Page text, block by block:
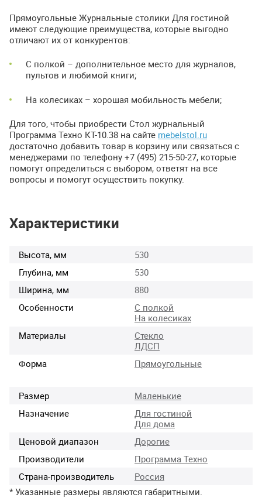
Прямоугольные Журнальные столики Для гостиной
имеют следующие преимущества, которые выгодно
отличают их от конкурентов:
С полкой – дополнительное место для журналов,
пультов и любимой книги;
На колесиках – хорошая мобильность мебели;
Для того, чтобы приобрести Стол журнальный
Программа Техно КТ-10.38 на сайте mebelstol.ru
достаточно добавить товар в корзину или связаться с
менеджерами по телефону +7 (495) 215-50-27, которые
помогут определиться с выбором, ответят на все
вопросы и помогут осуществить покупку.
Характеристики
Высота, мм
530
Глубина, мм
530
Ширина, мм
880
Особенности
С полкой
На колесиках
Материалы
Стекло
ЛДСП
Форма
Прямоугольные
Размер
Маленькие
Назначение
Для гостиной
Для дома
Ценовой диапазон
Дорогие
Производители
Программа Техно
Страна-производитель
Россия
* Указанные размеры являются габаритными.